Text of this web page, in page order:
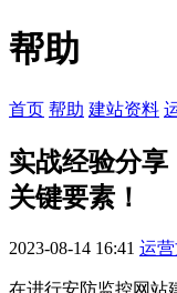
帮助
首页 帮助 建站资料
实战经验分
关键要素！
2023-08-14 16:41 运
在进行安防监控网站